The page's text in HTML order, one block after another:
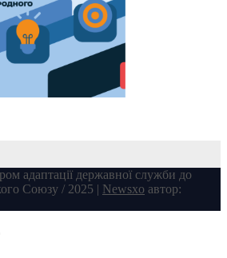
адаптації державної служби до
Союзу / 2025 | Newsxo автор: